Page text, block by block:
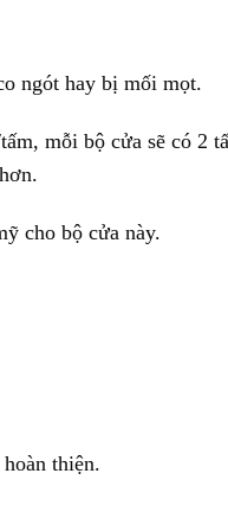
ngót hay bị mối mọt.
mỗi bộ cửa sẽ có 2
cho bộ cửa này.
thiện.